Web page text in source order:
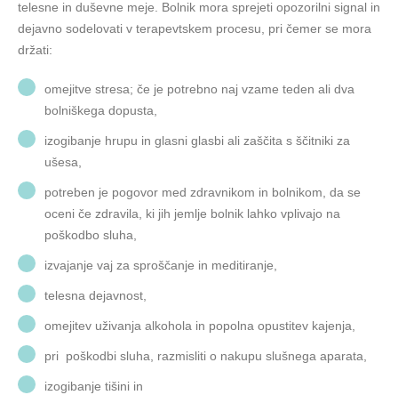
telesne in duševne meje. Bolnik mora sprejeti opozorilni signal in
dejavno sodelovati v terapevtskem procesu, pri čemer se mora
držati:
omejitve stresa; če je potrebno naj vzame teden ali dva
bolniškega dopusta,
izogibanje hrupu in glasni glasbi ali zaščita s ščitniki za
ušesa,
potreben je pogovor med zdravnikom in bolnikom, da se
oceni če zdravila, ki jih jemlje bolnik lahko vplivajo na
poškodbo sluha,
izvajanje vaj za sproščanje in meditiranje,
telesna dejavnost,
omejitev uživanja alkohola in popolna opustitev kajenja,
pri poškodbi sluha, razmisliti o nakupu slušnega aparata,
izogibanje tišini in